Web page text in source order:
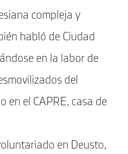
compleja y
habló de Ciudad
en la labor de
del
en el CAPRE, casa de
en Deusto,